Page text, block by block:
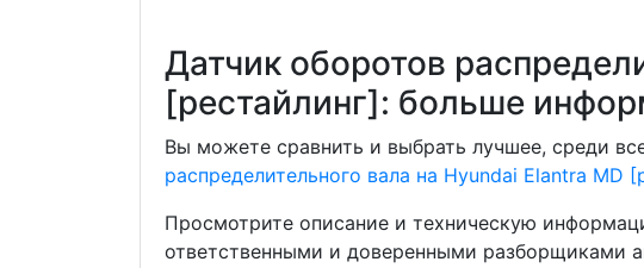
Датчик оборотов
[рестайлинг]: больше
Вы можете сравнить и выбрать лучшее, среди
распределительного вала на Hyundai Elantra MD
Просмотрите описание и техническую
ответственными и доверенными разборщиками